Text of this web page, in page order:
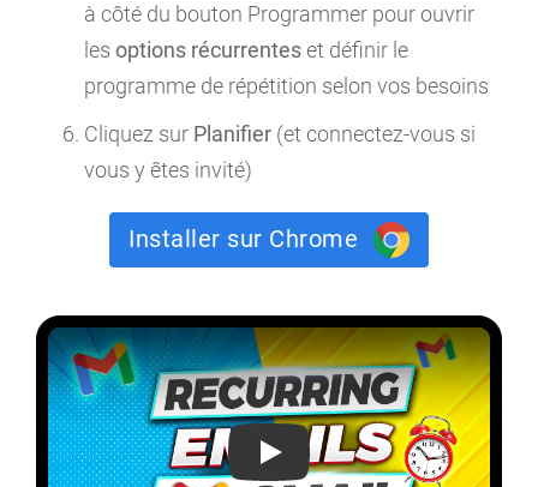
à côté du bouton Programmer pour ouvrir
les options récurrenteset définir le
programme de répétition selon vos besoins
Cliquez sur Planifier (et connectez-vous si
vous y êtes invité)
Installer sur Chrome
Comment envoyer un email